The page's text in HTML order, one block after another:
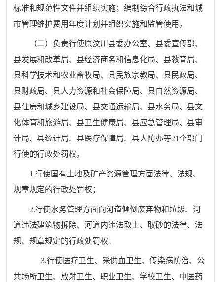
标准和规范性文件并组织实施；编制综合行政执法和城
市管理维护费用年度计划并组织实施和监管使用。
（二）负责行使原汶川县委办公室、县委宣传部、
县发展和改革局、县经济商务和信息化局、县教育局、
县科学技术和农业畜牧局、县民族宗教局、县民政局、
县财政局、县人力资源和社会保障局、县自然资源局、
县住房和城乡建设局、县交通运输局、县水务局、县文
化体育和旅游局、县卫生健康局、县应急管理局、县审
计局、县统计局、县医疗保障局、县人防办等21个部门
行使的行政处罚权。
1.行使国有土地及矿产资源管理方面法律、法规、
规章规定的行政处罚权；
2.行使水务管理方面向河道倾倒废弃物和垃圾、河
道违法建筑物拆除、河道内违法取土、取砂的法律、法
规、规章规定的行政处罚权；
3.行使医疗卫生、采供血卫生、传染病防治、公
共场所卫生、放射卫生、职业卫生、学校卫生、中医药